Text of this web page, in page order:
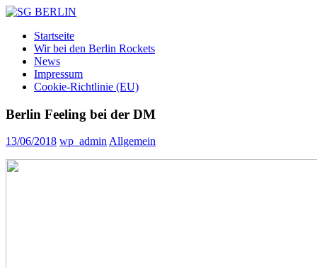
Zum
springen
BERLIN
DAMEN
FLOORBALL
TEAM
Startseite
Wir bei den Berlin Rockets
News
Impressum
Cookie-Richtlinie (EU)
Berlin Feeling bei der DM
13/06/2018 wp_adminAllgemein